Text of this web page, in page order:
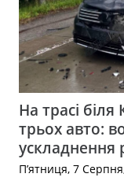
На трасі
трьох авто:
ускладнення
П’ятниця, 7